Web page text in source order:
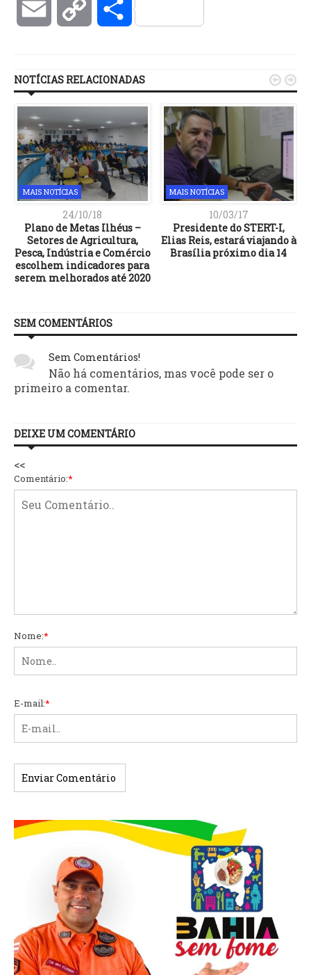
Email Copy Compartilhar
NOTÍCIAS RELACIONADAS
MAIS NOTÍCIAS
24/10/18
Plano de Metas Ilhéus –
Setores de Agricultura,
Pesca, Indústria e Comércio
escolhem indicadores para
serem melhorados até 2020
MAIS NOTÍCIAS
10/03/17
Presidente do STERT-I,
Elias Reis, estará viajando à
Brasília próximo dia 14
 
SEM COMENTÁRIOS
Sem Comentários!
Não há comentários, mas você pode ser o
primeiro a comentar.
DEIXE UM COMENTÁRIO
<<
Comentário:*
Nome:*
E-mail:*